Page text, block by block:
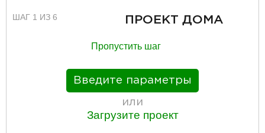
ШАГ 1 ИЗ 6 ПРОЕКТ ДОМА
Пропустить шаг
Введите параметры
или
Загрузите проект